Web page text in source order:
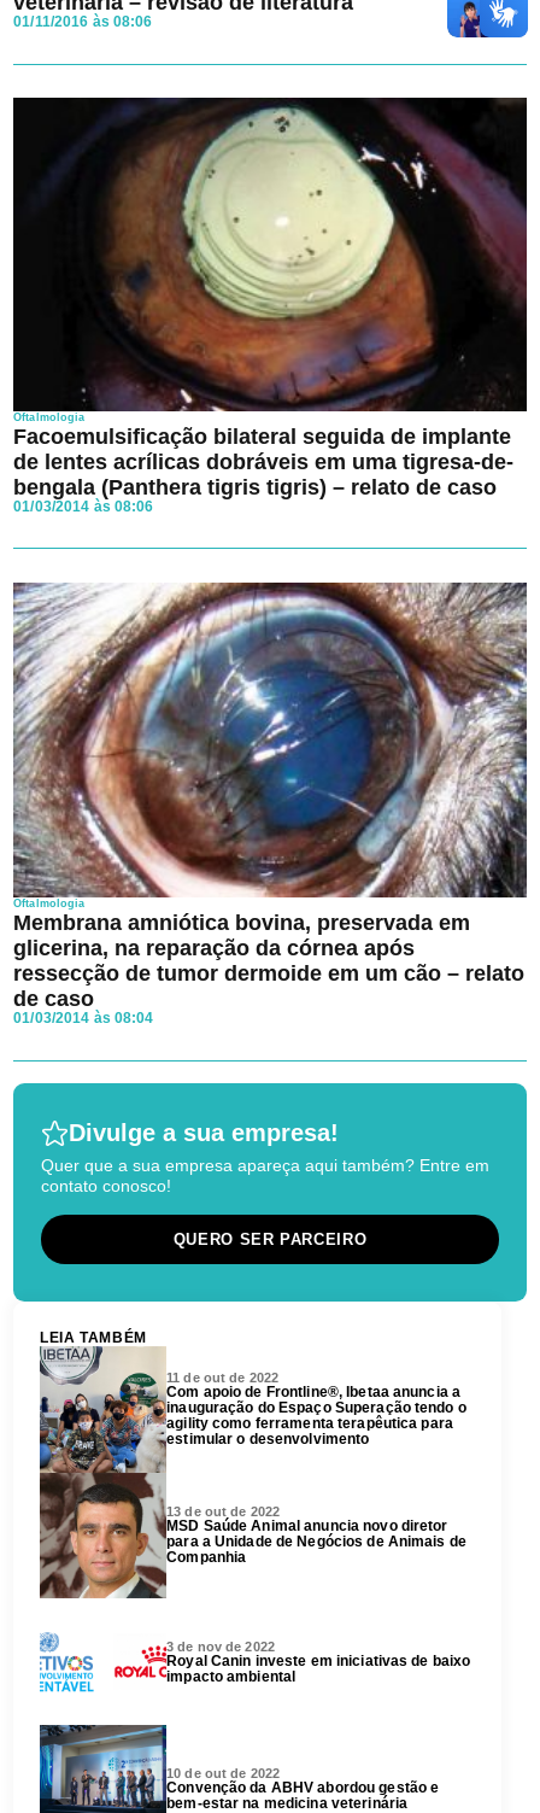
01/11/2016 às 08:06
Oftalmologia
Facoemulsificação bilateral seguida de implante
de lentes acrílicas dobráveis em uma tigresa-de-
bengala (Panthera tigris tigris) – relato de caso
01/03/2014 às 08:06
Oftalmologia
Membrana amniótica bovina, preservada em
glicerina, na reparação da córnea após
ressecção de tumor dermoide em um cão – relato
de caso
01/03/2014 às 08:04
Divulge a sua empresa!
Quer que a sua empresa apareça aqui também? Entre em
contato conosco!
QUERO SER PARCEIRO
LEIA TAMBÉM
11 de out de 2022
Com apoio de Frontline®, Ibetaa anuncia a
inauguração do Espaço Superação tendo o
agility como ferramenta terapêutica para
estimular o desenvolvimento
13 de out de 2022
MSD Saúde Animal anuncia novo diretor
para a Unidade de Negócios de Animais de
Companhia
3 de nov de 2022
Royal Canin investe em iniciativas de baixo
impacto ambiental
10 de out de 2022
Convenção da ABHV abordou gestão e
bem-estar na medicina veterinária
Ao avançar aceito osTermos e Condições e a
Política de
Privacidade
da Clínica veterinária.